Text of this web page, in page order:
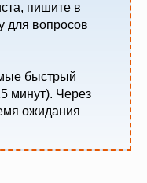
пишите в
для вопросов
быстрый
минут). Через
ожидания